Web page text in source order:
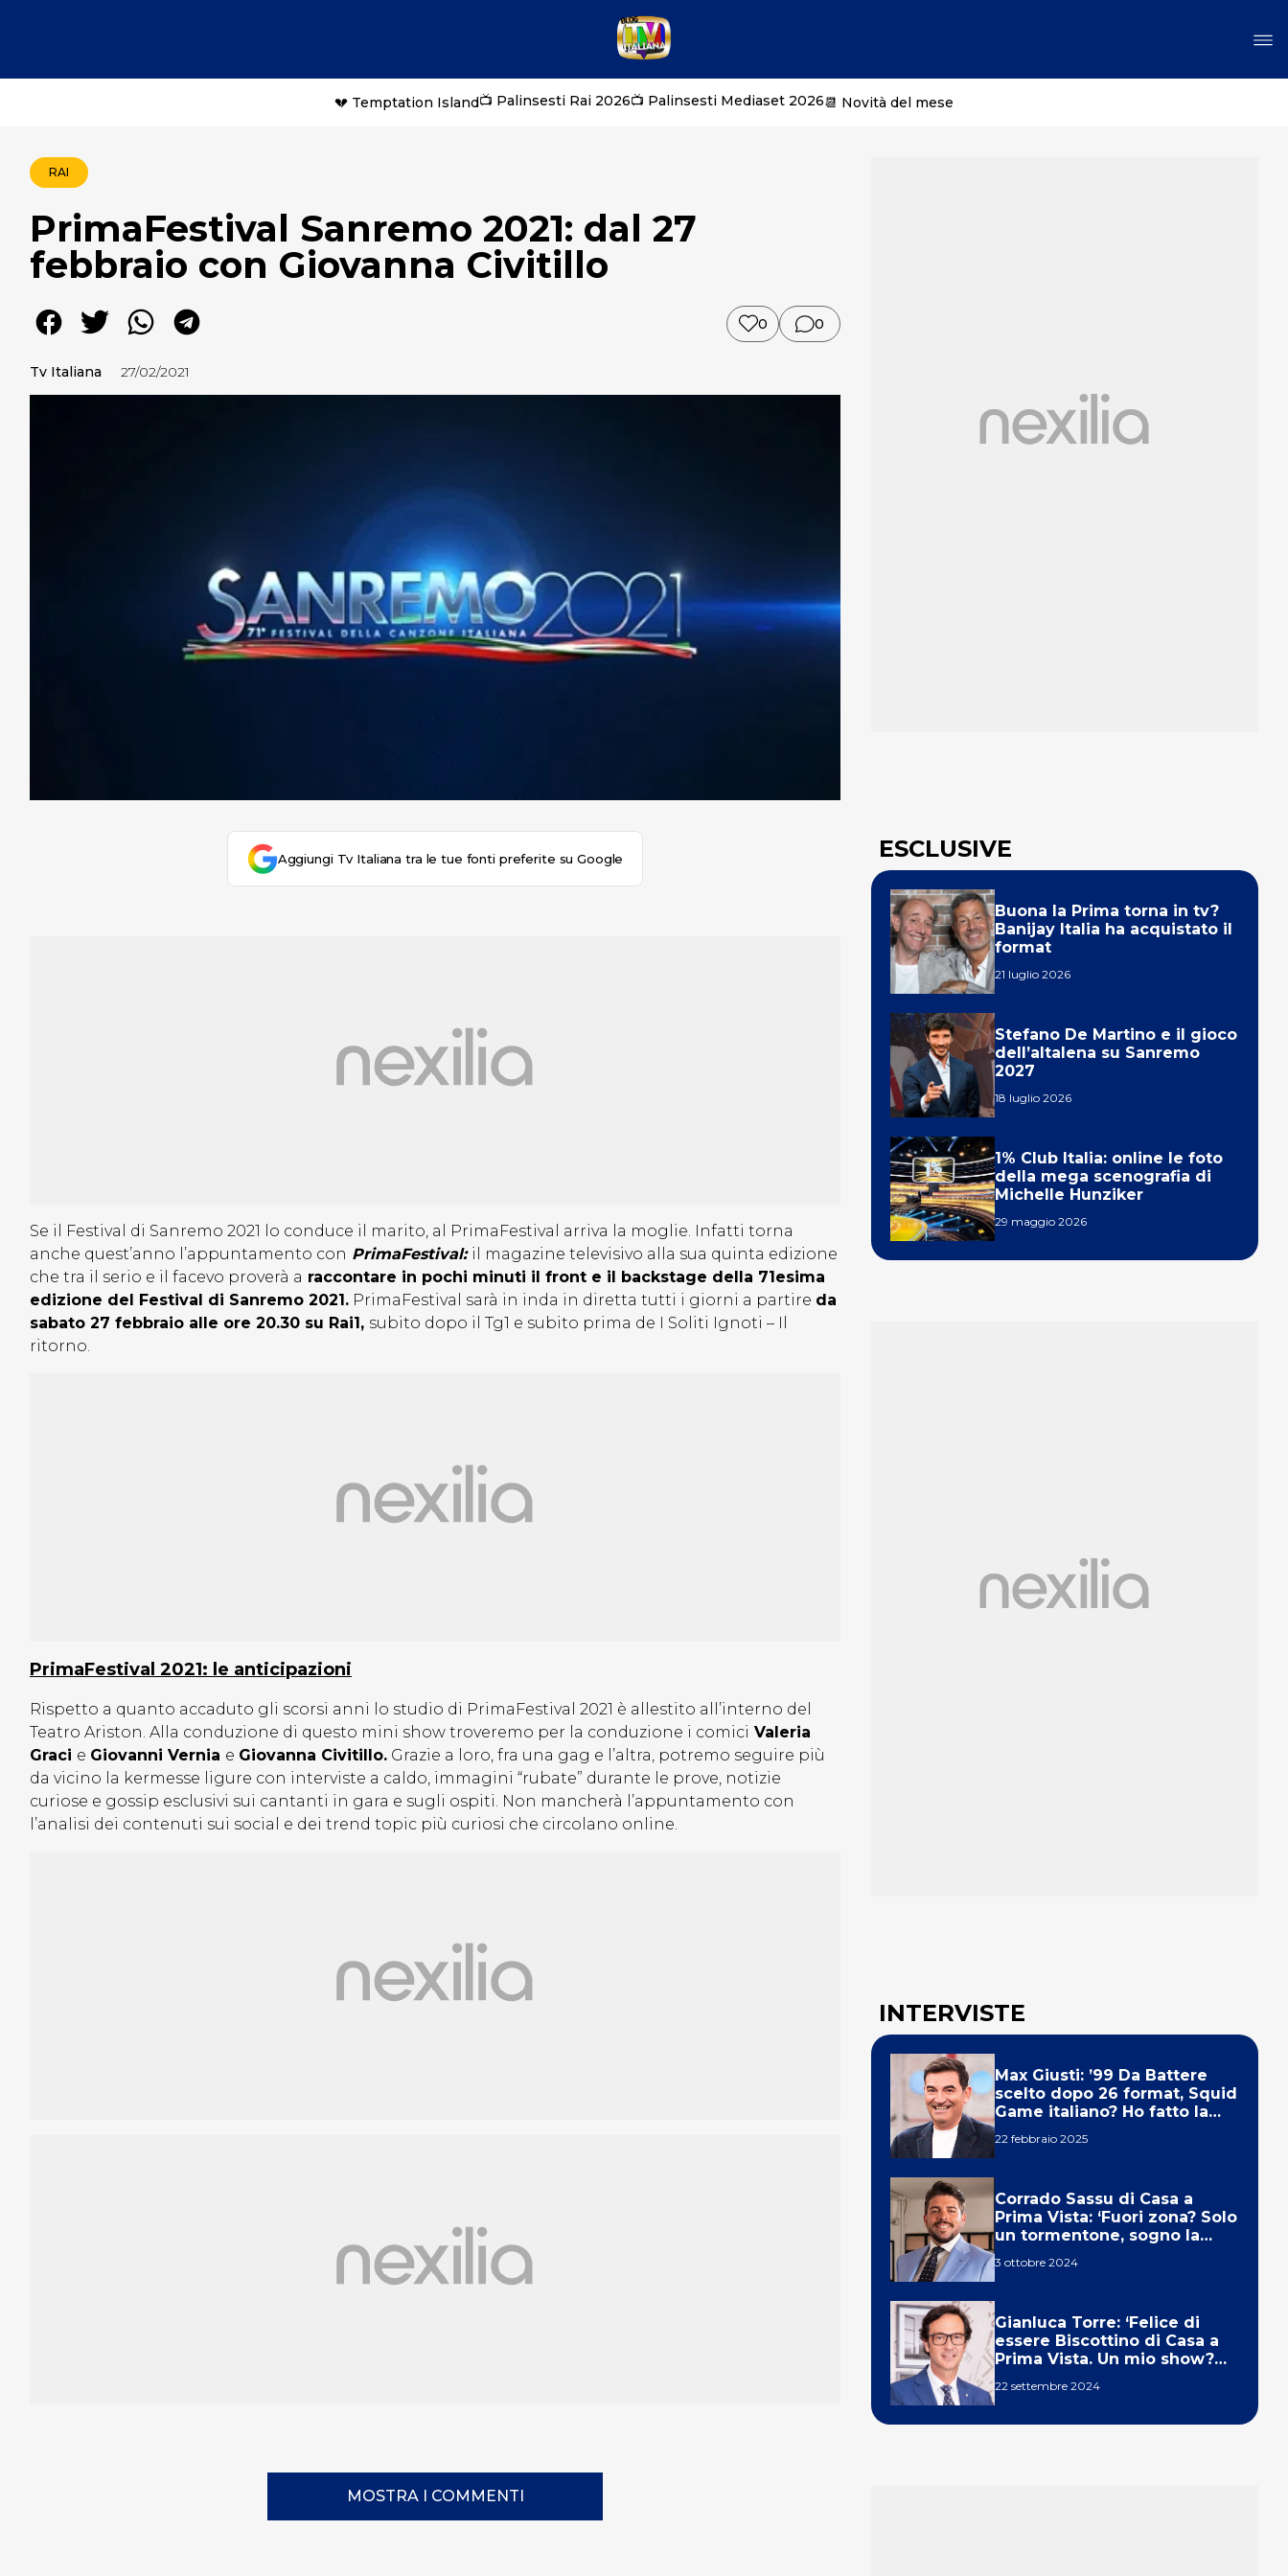
💔 Temptation Island📺 Palinsesti Rai 2026📺 Palinsesti Mediaset 2026📆 Novità del mese
RAI
PrimaFestival Sanremo 2021: dal 27
febbraio con Giovanna Civitillo
0 0
Tv Italiana 27/02/2021
Aggiungi Tv Italiana tra le tue fonti preferite su Google
Se il Festival di Sanremo 2021 lo conduce il marito, al PrimaFestival arriva la moglie. Infatti torna
anche quest’anno l’appuntamento con PrimaFestival: il magazine televisivo alla sua quinta edizione
che tra il serio e il facevo proverà a raccontare in pochi minuti il front e il backstage della 71esima
edizione del Festival di Sanremo 2021. PrimaFestival sarà in inda in diretta tutti i giorni a partire da
sabato 27 febbraio alle ore 20.30 su Rai1, subito dopo il Tg1 e subito prima de I Soliti Ignoti – Il
ritorno.
PrimaFestival 2021: le anticipazioni
Rispetto a quanto accaduto gli scorsi anni lo studio di PrimaFestival 2021 è allestito all’interno del
Teatro Ariston. Alla conduzione di questo mini show troveremo per la conduzione i comici Valeria
Graci e Giovanni Vernia e Giovanna Civitillo. Grazie a loro, fra una gag e l’altra, potremo seguire più
da vicino la kermesse ligure con interviste a caldo, immagini “rubate” durante le prove, notizie
curiose e gossip esclusivi sui cantanti in gara e sugli ospiti. Non mancherà l’appuntamento con
l’analisi dei contenuti sui social e dei trend topic più curiosi che circolano online.
MOSTRA I COMMENTI
ESCLUSIVE
Buona la Prima torna in tv?
Banijay Italia ha acquistato il
format
21 luglio 2026
Stefano De Martino e il gioco
dell’altalena su Sanremo
2027
18 luglio 2026
1% Club Italia: online le foto
della mega scenografia di
Michelle Hunziker
29 maggio 2026
INTERVISTE
Max Giusti: ’99 Da Battere
scelto dopo 26 format, Squid
Game italiano? Ho fatto la
22 febbraio 2025
Corrado Sassu di Casa a
Prima Vista: ‘Fuori zona? Solo
un tormentone, sogno la
3 ottobre 2024
Gianluca Torre: ‘Felice di
essere Biscottino di Casa a
Prima Vista. Un mio show?
22 settembre 2024